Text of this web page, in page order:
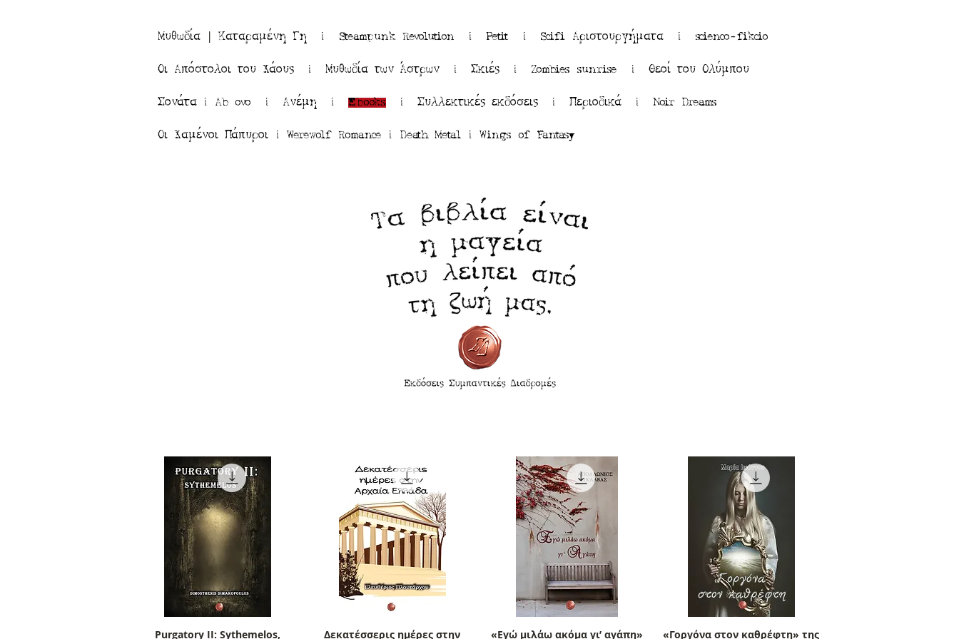
Μυθωδία | Καταραμένη Γη | Steampunk Revolution | Petit | Scifi Αριστουργήματα | scienco-fikcio
Οι Απόστολοι του Χάους | Μυθωδία των Άστρων | Σκιές | Zombies sunrise | Θεοί του Ολύμπου
Σονάτα | Ab ovo | Ανέμη | Ebooks | Συλλεκτικές εκδόσεις | Περιοδικά | Noir Dreams
Οι Χαμένοι Πάπυροι | Werewolf Romance | Death Metal | Wings of Fantasy
Γρήγορη προβολή
Purgatory II: Sythemelos, Γρήγορη προβολή
Δεκατέσσερις ημέρες στην Γρήγορη προβολή
«Εγώ μιλάω ακόμα γι’ αγάπη» Γρήγορη προβολή
«Γοργόνα στον καθρέφτη» της